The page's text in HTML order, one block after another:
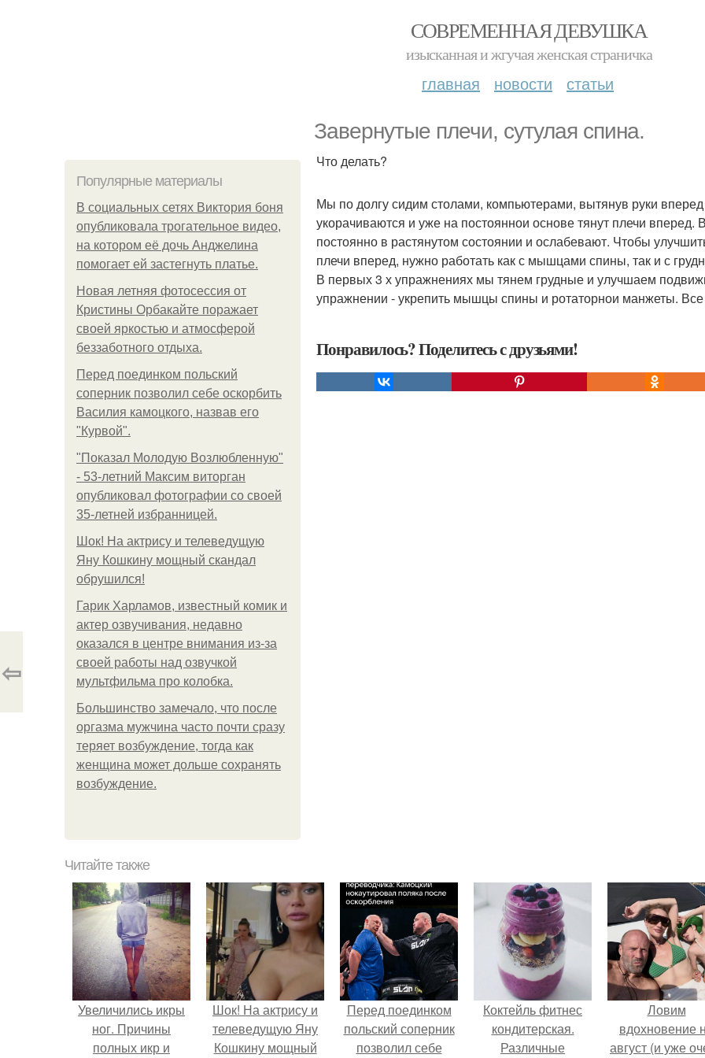
СОВРЕМЕННАЯ ДЕВУШКА
изысканная и жгучая женская страничка
главная новости статьи
Завернутые плечи, сутулая спина.
Популярные материалы
В социальных сетях Виктория боня
опубликовала трогательное видео,
на котором её дочь Анджелина
помогает ей застегнуть платье.
Новая летняя фотосессия от
Кристины Орбакайте поражает
своей яркостью и атмосферой
беззаботного отдыха.
Перед поединком польский
соперник позволил себе оскорбить
Василия камоцкого, назвав его
"Курвой".
"Показал Молодую Возлюбленную"
- 53-летний Максим виторган
опубликовал фотографии со своей
35-летней избранницей.
Шок! На актрису и телеведущую
Яну Кошкину мощный скандал
обрушился!
Гарик Харламов, известный комик и
актер озвучивания, недавно
оказался в центре внимания из-за
своей работы над озвучкой
мультфильма про колобка.
Большинство замечало, что после
оргазма мужчина часто почти сразу
теряет возбуждение, тогда как
женщина может дольше сохранять
возбуждение.
Что делать?
Мы по долгу сидим столами, компьютерами, вытянув руки
укорачиваются и уже на постояннои основе тянут плечи
постоянно в растянутом состоянии и ослабевают. Чтобы
плечи вперед, нужно работать как с мышцами спины, так и с
В первых 3 х упражнениях мы тянем грудные и улучшаем
упражнении - укрепить мышцы спины и ротаторнои манжеты.
Понравилось? Поделитесь с друзьями!
⇦
Читайте также
Увеличились икры
ног. Причины
полных икр и
Шок! На актрису и
телеведущую Яну
Кошкину мощный
Перед поединком
польский соперник
позволил себе
Коктейль фитнес
кондитерская.
Различные
Ловим
вдохновение
август (и уже